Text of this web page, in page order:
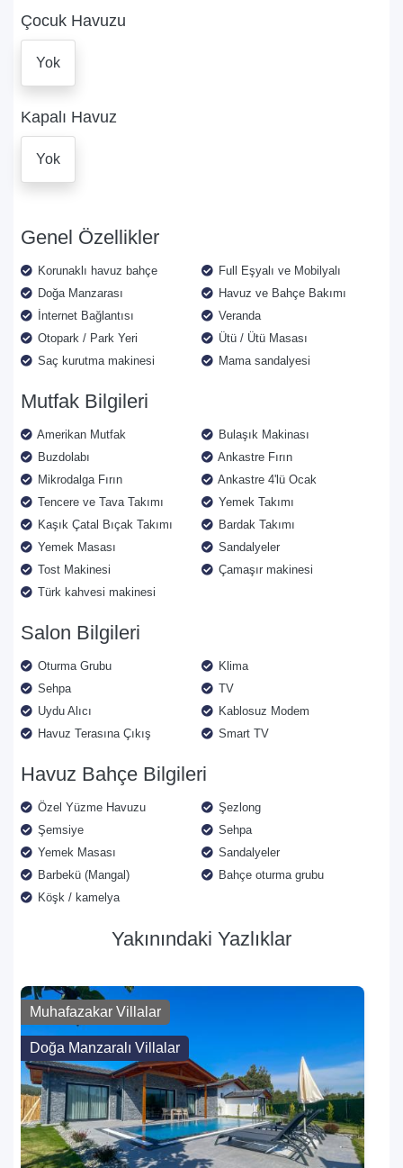
Çocuk Havuzu
Yok
Kapalı Havuz
Yok
Genel Özellikler
Korunaklı havuz bahçe
Full Eşyalı ve Mobilyalı
Doğa Manzarası
Havuz ve Bahçe Bakımı
İnternet Bağlantısı
Veranda
Otopark / Park Yeri
Ütü / Ütü Masası
Saç kurutma makinesi
Mama sandalyesi
Mutfak Bilgileri
Amerikan Mutfak
Bulaşık Makinası
Buzdolabı
Ankastre Fırın
Mikrodalga Fırın
Ankastre 4'lü Ocak
Tencere ve Tava Takımı
Yemek Takımı
Kaşık Çatal Bıçak Takımı
Bardak Takımı
Yemek Masası
Sandalyeler
Tost Makinesi
Çamaşır makinesi
Türk kahvesi makinesi
Salon Bilgileri
Oturma Grubu
Klima
Sehpa
TV
Uydu Alıcı
Kablosuz Modem
Havuz Terasına Çıkış
Smart TV
Havuz Bahçe Bilgileri
Özel Yüzme Havuzu
Şezlong
Şemsiye
Sehpa
Yemek Masası
Sandalyeler
Barbekü (Mangal)
Bahçe oturma grubu
Köşk / kamelya
Yakınındaki Yazlıklar
Muhafazakar Villalar
Doğa Manzaralı Villalar